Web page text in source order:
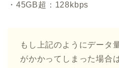
・45GB超：128kbps
もし上記のようにデータ
がかかってしまった場合